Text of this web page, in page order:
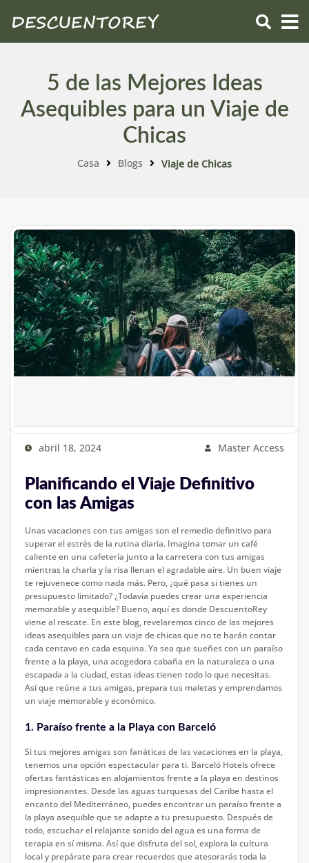
5 de las Mejores Ideas
Asequibles para un Viaje de
Chicas
Casa Blogs Viaje de Chicas
abril 18, 2024 Master Access
Planificando el Viaje Definitivo
con las Amigas
Unas vacaciones con tus amigas son el remedio definitivo para
superar el estrés de la rutina diaria. Imagina tomar un café
caliente en una cafetería junto a la carretera con tus amigas
mientras la charla y la risa llenan el agradable aire. Un buen viaje
te rejuvenece como nada más. Pero, ¿qué pasa si tienes un
presupuesto limitado? ¿Todavía puedes crear una experiencia
memorable y asequible? Bueno, aquí es donde DescuentoRey
viene al rescate. En este blog, revelaremos cinco de las mejores
ideas asequibles para un viaje de chicas que no te harán contar
cada centavo en cada esquina. Ya sea que sueñes con un paraíso
frente a la playa, una acogedora cabaña en la naturaleza o una
escapada a la ciudad, estas ideas tienen todo lo que necesitas.
Así que reúne a tus amigas, prepara tus maletas y emprendamos
un viaje memorable y económico.
1. Paraíso frente a la Playa con Barceló
Si tus mejores amigas son fanáticas de las vacaciones en la playa,
tenemos una opción espectacular para ti. Barceló Hotels ofrece
ofertas fantásticas en alojamientos frente a la playa en destinos
impresionantes. Desde las aguas turquesas del Caribe hasta el
encanto del Mediterráneo, puedes encontrar un paraíso frente a
la playa asequible que se adapte a tu presupuesto. Después de
todo, escuchar el relajante sonido del agua es una forma de
terapia en sí misma. Así que disfruta del sol, explora la cultura
local y prepárate para crear recuerdos que atesorarás toda la